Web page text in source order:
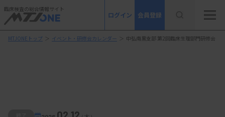
臨床検査の総合情報サイト
ログイン 会員登録
MTJONEトップ ＞ イベント・研修会カレンダー ＞ 中弘南黒支部 第2回臨床生理部門研修会